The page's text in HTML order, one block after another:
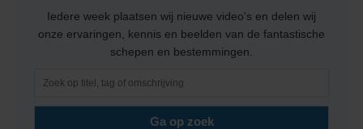
Iedere week plaatsen wij nieuwe video's en delen wij
onze ervaringen, kennis en beelden van de fantastische
schepen en bestemmingen.